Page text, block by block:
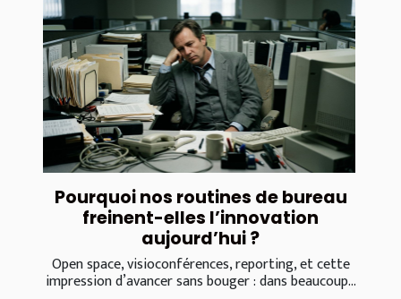
Pourquoi nos routines de bureau
freinent-elles l’innovation
aujourd’hui ?
Open space, visioconférences, reporting, et cette
impression d’avancer sans bouger : dans beaucoup...